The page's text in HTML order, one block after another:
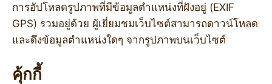
การอัปโหลดรูปภาพที่มีข้อมูลตำแหน่งที่ฝังอยู่ (EXIF
GPS) รวมอยู่ด้วย ผู้เยี่ยมชมเว็บไซต์สามารถดาวน์โหลด
และดึงข้อมูลตำแหน่งใดๆ จากรูปภาพบนเว็บไซต์
คุ้กกี้